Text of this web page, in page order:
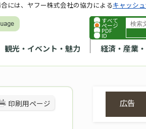
すべて
ページ
PDF
ID
観光・イベント・魅力 経済・産業
には、ヤフー株式会社の協力によるキャッシ
印刷用ページ 広告